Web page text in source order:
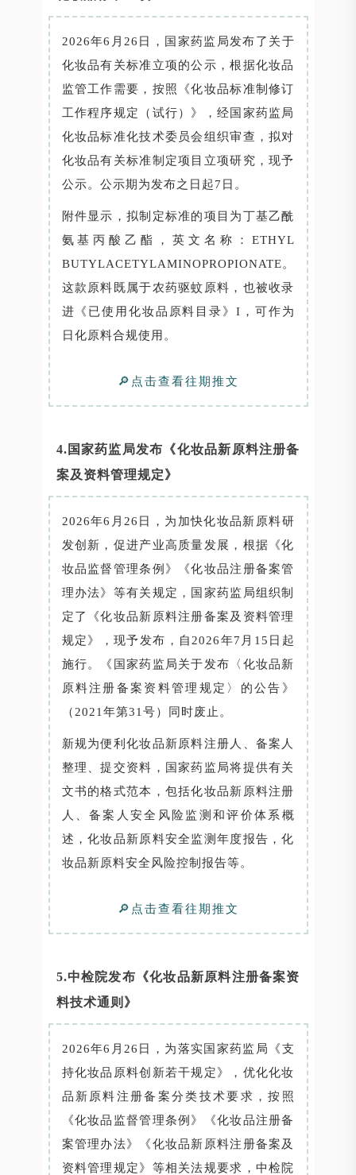
2026年6月26日，国家药监局发布了关于
化妆品有关标准立项的公示，根据化妆品
监管工作需要，按照《化妆品标准制修订
工作程序规定（试行）》，经国家药监局
化妆品标准化技术委员会组织审查，拟对
化妆品有关标准制定项目立项研究，现予
公示。公示期为发布之日起7日。
附件显示，拟制定标准的项目为丁基乙酰
氨基丙酸乙酯，英文名称：ETHYL
BUTYLACETYLAMINOPROPIONATE。
这款原料既属于农药驱蚊原料，也被收录
进《已使用化妆品原料目录》I，可作为
日化原料合规使用。
🔎点击查看往期推文
4.国家药监局发布《化妆品新原料注册备
案及资料管理规定》
2026年6月26日，为加快化妆品新原料研
发创新，促进产业高质量发展，根据《化
妆品监督管理条例》《化妆品注册备案管
理办法》等有关规定，国家药监局组织制
定了《化妆品新原料注册备案及资料管理
规定》，现予发布，自2026年7月15日起
施行。《国家药监局关于发布〈化妆品新
原料注册备案资料管理规定〉的公告》
（2021年第31号）同时废止。
新规为便利化妆品新原料注册人、备案人
整理、提交资料，国家药监局将提供有关
文书的格式范本，包括化妆品新原料注册
人、备案人安全风险监测和评价体系概
述，化妆品新原料安全监测年度报告，化
妆品新原料安全风险控制报告等。
🔎点击查看往期推文
5.中检院发布《化妆品新原料注册备案资
料技术通则》
2026年6月26日，为落实国家药监局《支
持化妆品原料创新若干规定》，优化化妆
品新原料注册备案分类技术要求，按照
《化妆品监督管理条例》《化妆品注册备
案管理办法》《化妆品新原料注册备案及
资料管理规定》等相关法规要求，中检院